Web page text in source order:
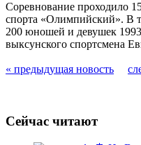
Соревнование проходило
спорта «Олимпийский». В
200 юношей и девушек
выксунского спортсмена
« предыдущая новость
Сейчас читают